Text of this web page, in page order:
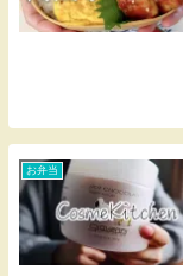
お弁当